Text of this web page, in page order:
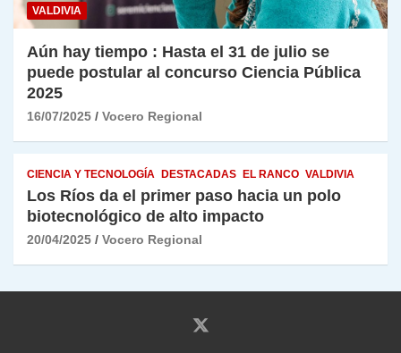
VALDIVIA
Aún hay tiempo : Hasta el 31 de julio se
puede postular al concurso Ciencia Pública
2025
16/07/2025 Vocero Regional
CIENCIA Y TECNOLOGÍA DESTACADAS EL RANCO VALDIVIA
Los Ríos da el primer paso hacia un polo
biotecnológico de alto impacto
20/04/2025 Vocero Regional